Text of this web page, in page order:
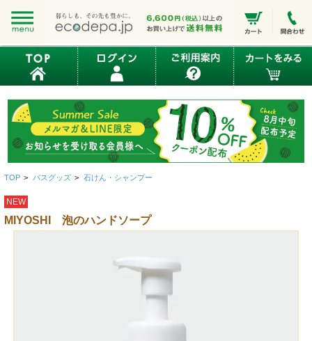
TOP > バスグッズ > 石けん・シャンプー
NEW
MIYOSHI 泡のハンドソープ